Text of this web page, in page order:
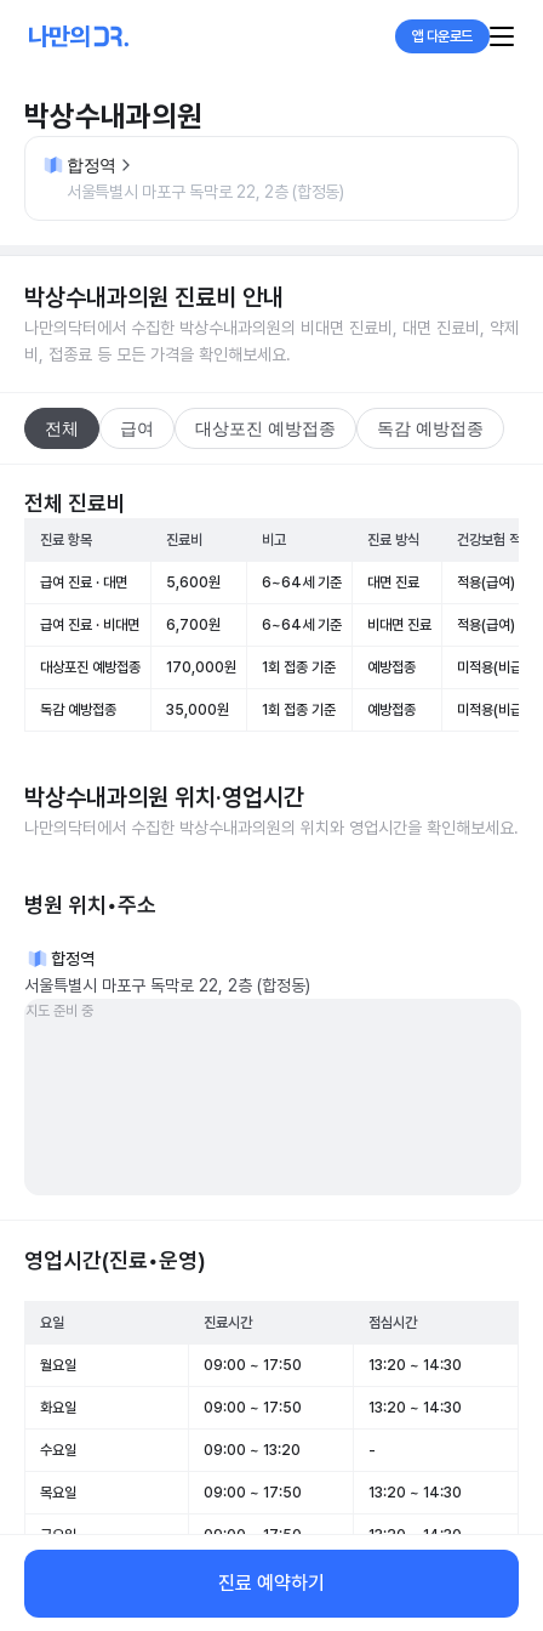
앱 다운로드
박상수내과의원
합정역
서울특별시 마포구 독막로 22, 2층 (합정동)
박상수내과의원 진료비 안내
나만의닥터에서 수집한 박상수내과의원의 비대면 진료비, 대면 진료비, 약제
비, 접종료 등 모든 가격을 확인해보세요.
전체 급여 대상포진 예방접종 독감 예방접종
전체 진료비
진료 항목 진료비 비고 진료 방식 건강보험 적용
급여 진료 · 대면 5,600원 6~64세 기준 대면 진료 적용(급여)
급여 진료 · 비대면 6,700원 6~64세 기준 비대면 진료 적용(급여)
대상포진 예방접종 170,000원 1회 접종 기준 예방접종 미적용(비급여)
독감 예방접종 35,000원 1회 접종 기준 예방접종 미적용(비급여)
박상수내과의원 위치·영업시간
나만의닥터에서 수집한 박상수내과의원의 위치와 영업시간을 확인해보세요.
병원 위치•주소
합정역
서울특별시 마포구 독막로 22, 2층 (합정동)
지도 준비 중
영업시간(진료•운영)
요일 진료시간 점심시간
월요일 09:00 ~ 17:50 13:20 ~ 14:30
화요일 09:00 ~ 17:50 13:20 ~ 14:30
수요일 09:00 ~ 13:20 -
목요일 09:00 ~ 17:50 13:20 ~ 14:30
금요일 09:00 ~ 17:50 13:20 ~ 14:30
09:00 ~ 13:20
일요일 휴무 -
진료 예약하기